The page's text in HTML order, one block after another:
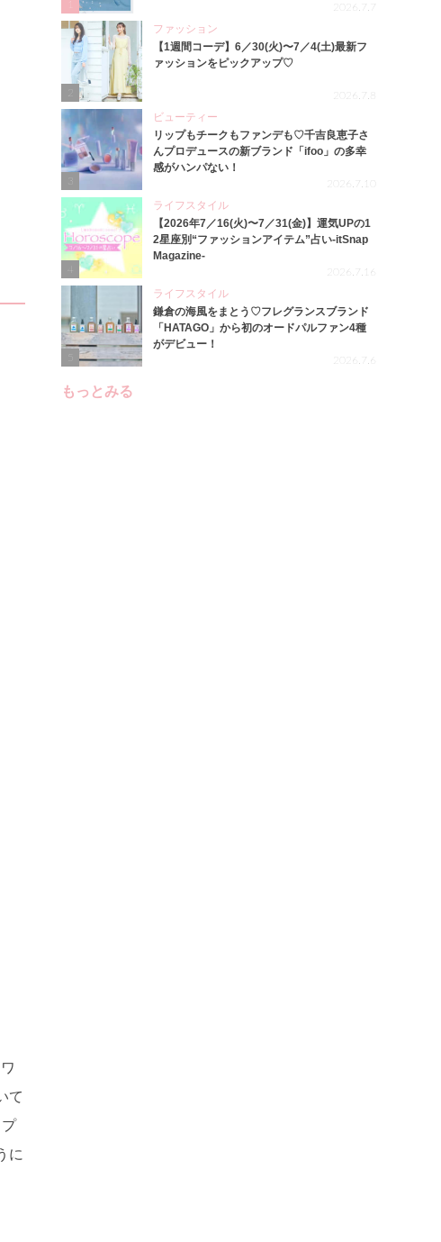
て
に
2026.7.7
ファッション
【1週間コーデ】6／30(火)〜7／4(土)最新フ
ァッションをピックアップ♡
2026.7.8
3
ビューティー
リップもチークもファンデも♡千吉良恵子さ
んプロデュースの新ブランド「ifoo」の多幸
感がハンパない！
2026.7.10
4
ライフスタイル
【2026年7／16(火)〜7／31(金)】運気UPの1
2星座別“ファッションアイテム”占い-itSnap
Magazine-
2026.7.16
ライフスタイル
鎌倉の海風をまとう♡フレグランスブランド
「HATAGO」から初のオードパルファン4種
がデビュー！
2026.7.6
もっとみる